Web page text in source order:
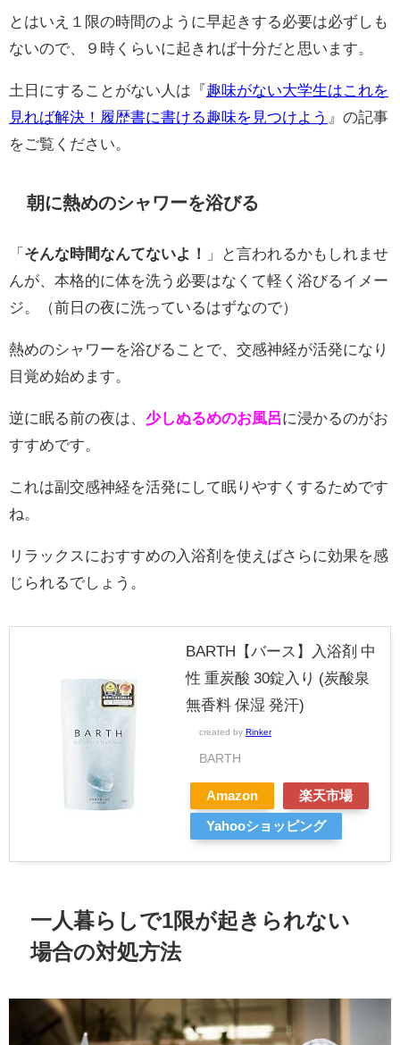
とはいえ１限の時間のように早起きする必要は必ずしも
ないので、９時くらいに起きれば十分だと思います。
土日にすることがない人は『趣味がない大学生はこれを
見れば解決！履歴書に書ける趣味を見つけよう 』の記事
をご覧ください。
朝に熱めのシャワーを浴びる
「 そんな時間なんてないよ！
」と言われるかもしれませ
んが、本格的に体を洗う必要はなくて軽く浴びるイメー
ジ。（前日の夜に洗っているはずなので）
熱めのシャワーを浴びることで、交感神経が活発になり
目覚め始めます。
逆に眠る前の夜は、 少しぬるめのお風呂に浸かるのがお
すすめです。
これは副交感神経を活発にして眠りやすくするためです
ね。
リラックスにおすすめの入浴剤を使えばさらに効果を感
じられるでしょう。
BARTH【バース】入浴剤 中
性 重炭酸 30錠入り (炭酸泉
無香料 保湿 発汗)
created by Rinker
BARTH
Amazon 楽天市場
Yahooショッピング
一人暮らしで1限が起きられない
場合の対処方法